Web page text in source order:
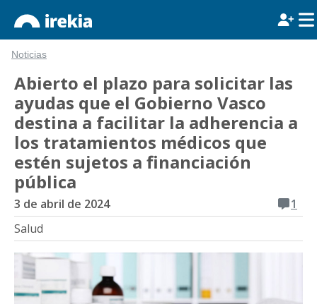
Noticias
Abierto el plazo para solicitar las
ayudas que el Gobierno Vasco
destina a facilitar la adherencia a
los tratamientos médicos que
estén sujetos a financiación
pública
3 de abril de 2024
1
Salud